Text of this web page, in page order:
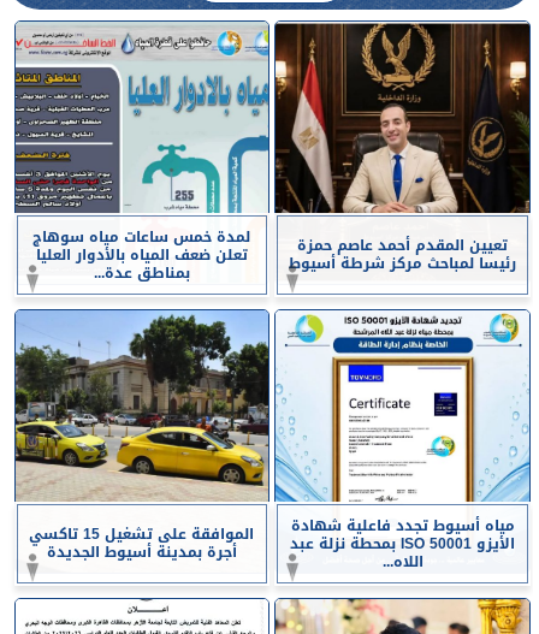
تعيين المقدم أحمد عاصم حمزة
رئيسا لمباحث مركز شرطة أسيوط
لمدة خمس ساعات مياه سوهاج
تعلن ضعف المياه بالأدوار العليا
بمناطق عدة...
مياه أسيوط تجدد فاعلية شهادة
الأيزو ISO 50001 بمحطة نزلة عبد
اللاه...
الموافقة على تشغيل 15 تاكسي
أجرة بمدينة أسيوط الجديدة